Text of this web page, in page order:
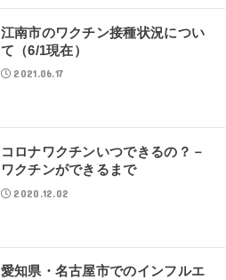
江南市のワクチン接種状況につい
て（6/1現在）
2021.06.17
コロナワクチンいつできるの？－
ワクチンができるまで
2020.12.02
愛知県・名古屋市でのインフルエ